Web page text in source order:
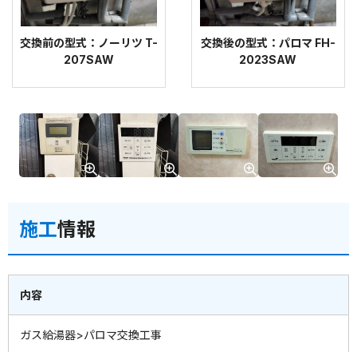
交換前の型式：ノーリツ T-
207SAW
交換後の型式：パロマ FH-
2023SAW
施工情報
内容
ガス給湯器>パロマ交換工事